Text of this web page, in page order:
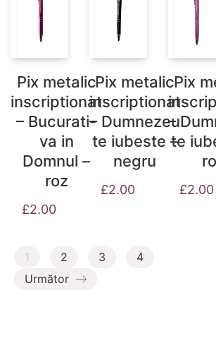
Pix metalic
inscriptionat
– Bucurati-
va in
Domnul –
roz
£2.00
Pix metalic
inscriptionat
– Dumnezeu
te iubeste –
negru
£2.00
Pix
–
te
£2.00
1 2 3
4
Următor